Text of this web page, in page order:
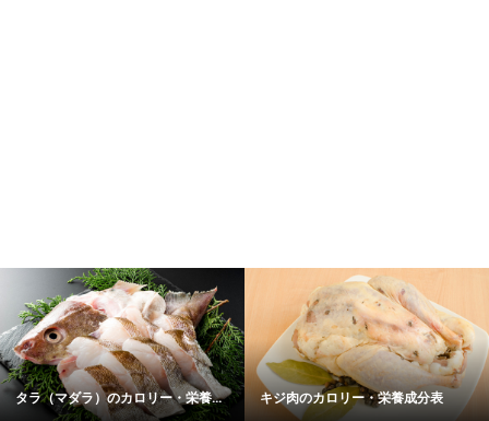
かんぴょうのカロリー・栄養成分表 鴨肉のカロリー・栄養成分表